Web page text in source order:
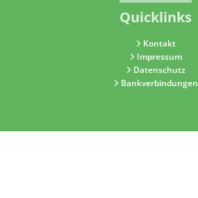
Quicklinks
Kontakt
Impressum
Datenschutz
Bankverbindungen